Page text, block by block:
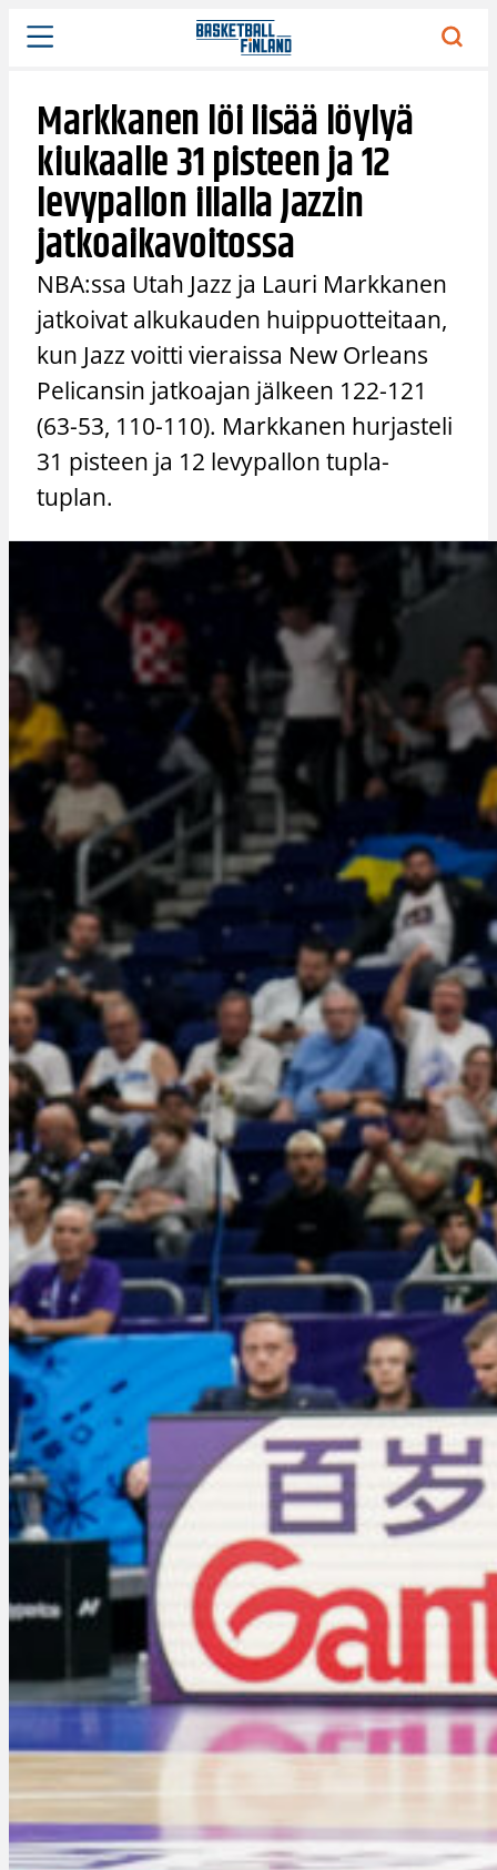
Siirry
sisältöön
Markkanen löi lisää löylyä
kiukaalle 31 pisteen ja 12
levypallon illalla Jazzin
jatkoaikavoitossa
NBA:ssa Utah Jazz ja Lauri Markkanen
jatkoivat alkukauden huippuotteitaan,
kun Jazz voitti vieraissa New Orleans
Pelicansin jatkoajan jälkeen 122-121
(63-53, 110-110). Markkanen hurjasteli
31 pisteen ja 12 levypallon tupla-
tuplan.